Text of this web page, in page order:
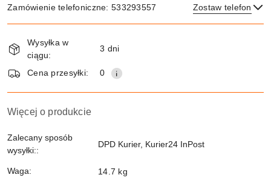
Zamówienie telefoniczne: 533293557 Zostaw telefon
Dostępność
i
dostawa
Wysyłka w
ciągu:
3 dni
Cena przesyłki: 0
Więcej o produkcie
Zalecany sposób
wysyłki::
DPD Kurier, Kurier24 InPost
Waga: 14.7 kg